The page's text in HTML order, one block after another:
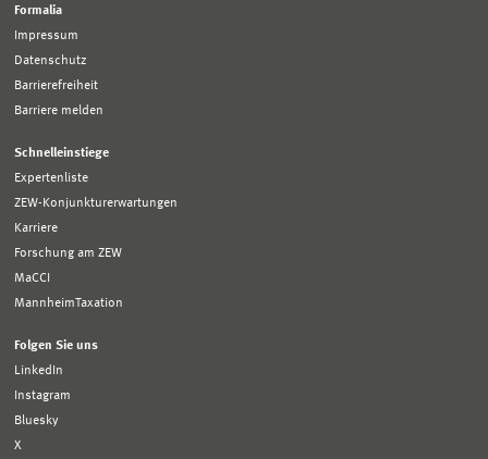
Formalia
Impressum
Datenschutz
Barrierefreiheit
Barriere melden
Schnelleinstiege
Expertenliste
ZEW-Konjunkturerwartungen
Karriere
Forschung am ZEW
MaCCI
MannheimTaxation
Folgen Sie uns
LinkedIn
Instagram
Bluesky
X